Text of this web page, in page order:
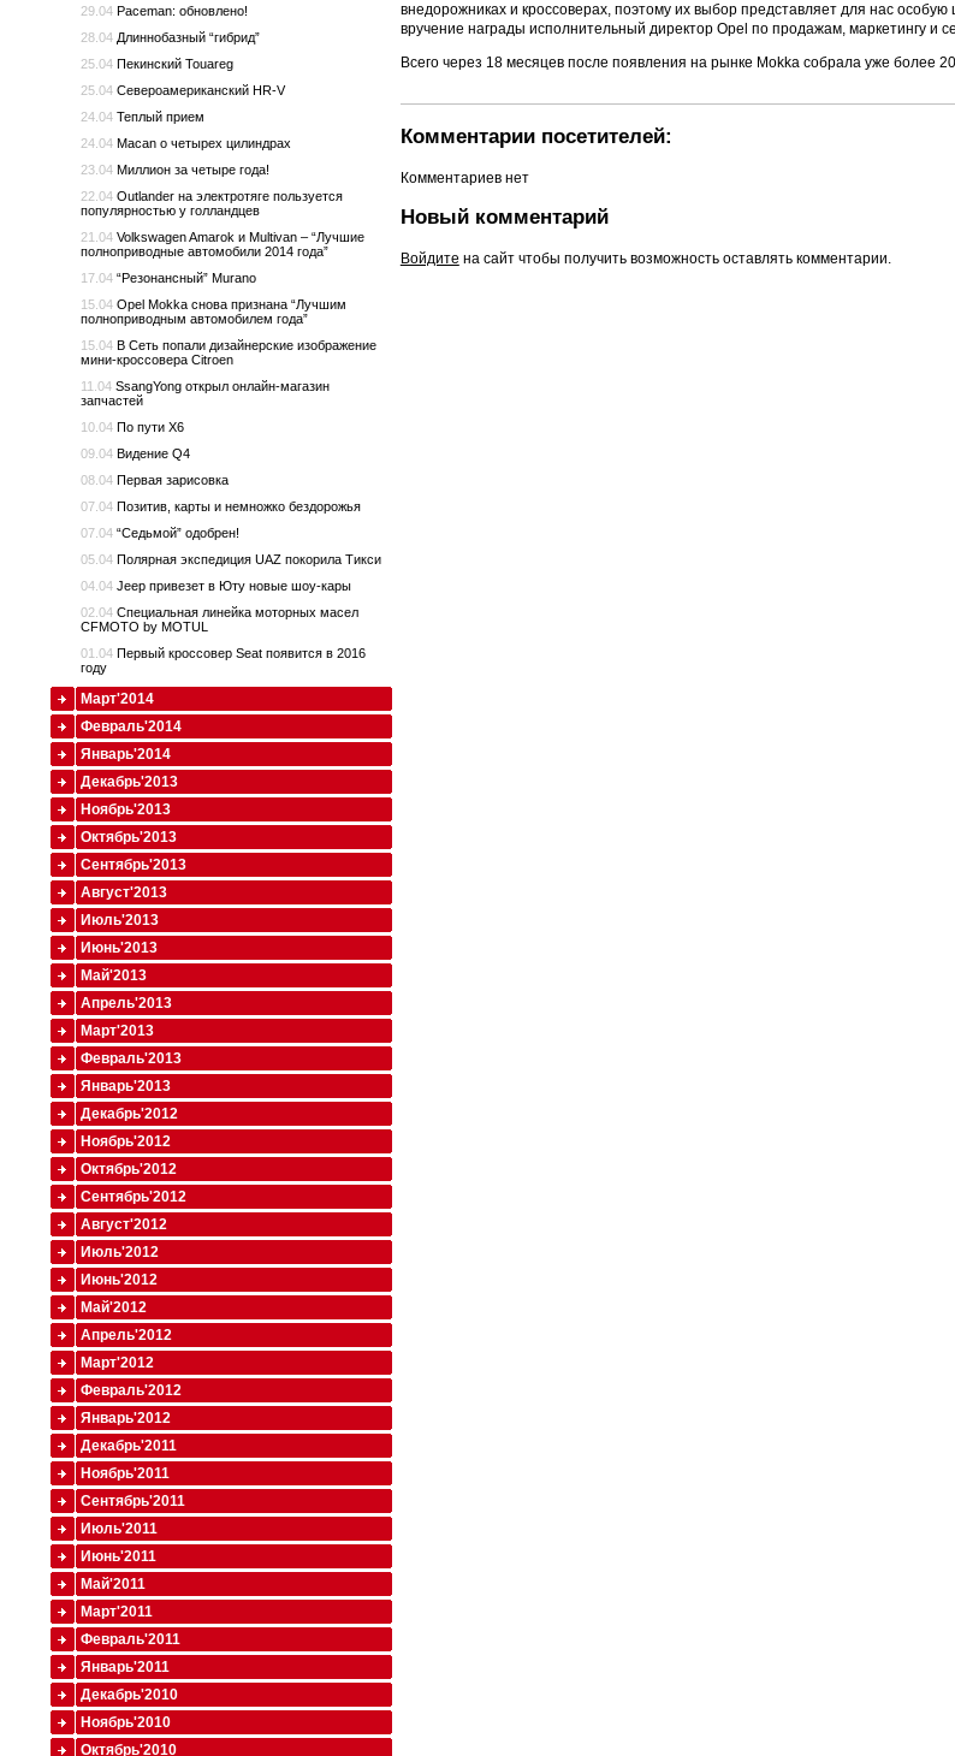
внедорожниках и кроссоверах, поэтому их выбор представляет для нас особую
вручение награды исполнительный директор Opel по продажам, маркетингу и
Всего через 18 месяцев после появления на рынке Mokka собрала уже более
Комментарии посетителей:
Комментариев нет
Новый комментарий
Войдите на сайт чтобы получить возможность оставлять комментарии.
29.04 Paceman: обновлено!
28.04 Длиннобазный “гибрид”
25.04 Пекинский Touareg
25.04 Североамериканский HR-V
24.04 Теплый прием
24.04 Macan о четырех цилиндрах
23.04 Миллион за четыре года!
22.04 Outlander на электротяге пользуется
популярностью у голландцев
21.04 Volkswagen Amarok и Multivan – “Лучшие
полноприводные автомобили 2014 года”
17.04 “Резонансный” Murano
15.04 Opel Mokka снова признана “Лучшим
полноприводным автомобилем года”
15.04 В Сеть попали дизайнерские изображение
мини-кроссовера Citroen
11.04 SsangYong открыл онлайн-магазин
запчастей
10.04 По пути X6
09.04 Видение Q4
08.04 Первая зарисовка
07.04 Позитив, карты и немножко бездорожья
07.04 “Седьмой” одобрен!
05.04 Полярная экспедиция UAZ покорила Тикси
04.04 Jeep привезет в Юту новые шоу-кары
02.04 Специальная линейка моторных масел
CFMOTO by MOTUL
01.04 Первый кроссовер Seat появится в 2016
году
Март'2014
Февраль'2014
Январь'2014
Декабрь'2013
Ноябрь'2013
Октябрь'2013
Сентябрь'2013
Август'2013
Июль'2013
Июнь'2013
Май'2013
Апрель'2013
Март'2013
Февраль'2013
Январь'2013
Декабрь'2012
Ноябрь'2012
Октябрь'2012
Сентябрь'2012
Август'2012
Июль'2012
Июнь'2012
Май'2012
Апрель'2012
Март'2012
Февраль'2012
Январь'2012
Декабрь'2011
Ноябрь'2011
Сентябрь'2011
Июль'2011
Июнь'2011
Май'2011
Март'2011
Февраль'2011
Январь'2011
Декабрь'2010
Ноябрь'2010
Октябрь'2010